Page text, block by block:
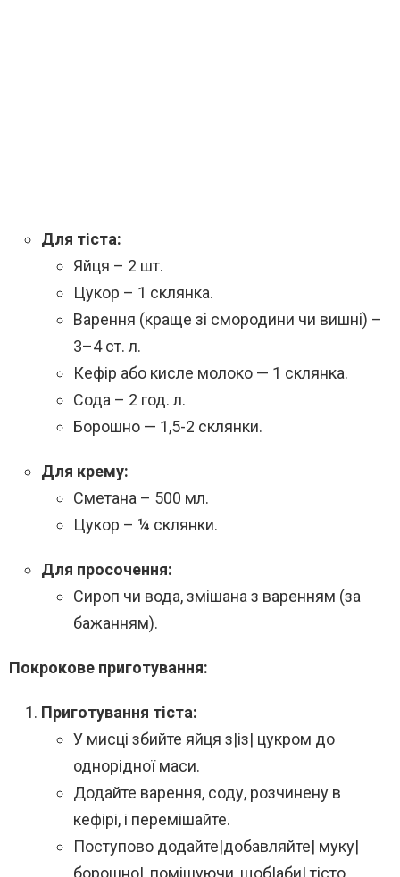
Для тіста:
Яйця – 2 шт.
Цукор – 1 склянка.
Варення (краще зі смородини чи вишні) –
3–4 ст. л.
Кефір або кисле молоко — 1 склянка.
Сода – 2 год. л.
Борошно — 1,5-2 склянки.
Для крему:
Сметана – 500 мл.
Цукор – ¼ склянки.
Для просочення:
Сироп чи вода, змішана з варенням (за
бажанням).
Покрокове приготування:
Приготування тіста:
У мисці збийте яйця з|із| цукром до
однорідної маси.
Додайте варення, соду, розчинену в
кефірі, і перемішайте.
Поступово додайте|добавляйте| муку|
борошно|, помішуючи, щоб|аби| тісто